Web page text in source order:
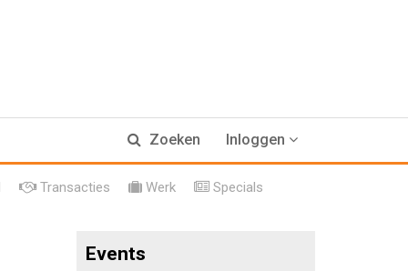
Zoeken Inloggen
Transacties Werk Specials
Events
17 september 2026
Voormalig
politiebureau